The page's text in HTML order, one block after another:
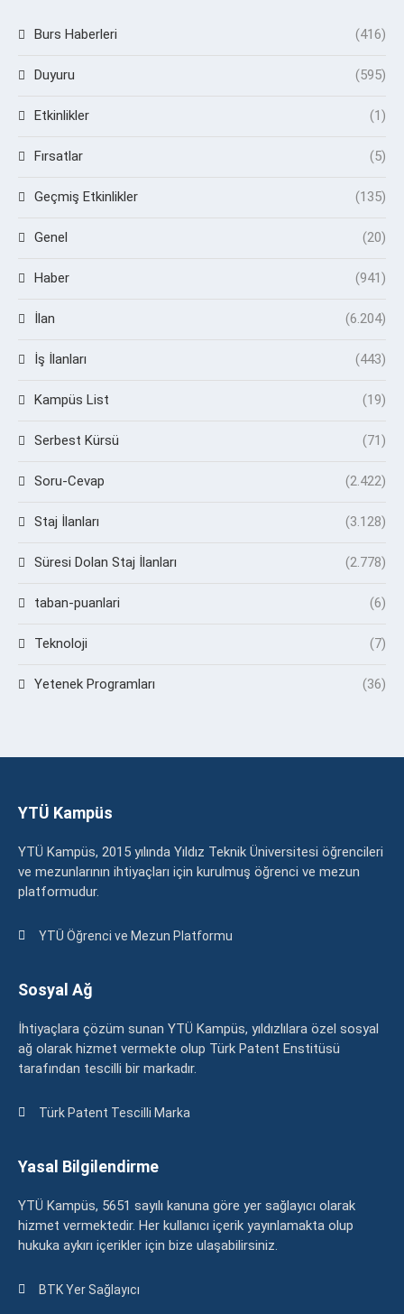
Burs Haberleri (416)
Duyuru (595)
Etkinlikler (1)
Fırsatlar (5)
Geçmiş Etkinlikler (135)
Genel (20)
Haber (941)
İlan (6.204)
İş İlanları (443)
Kampüs List (19)
Serbest Kürsü (71)
Soru-Cevap (2.422)
Staj İlanları (3.128)
Süresi Dolan Staj İlanları (2.778)
taban-puanlari (6)
Teknoloji (7)
Yetenek Programları (36)
YTÜ Kampüs
YTÜ Kampüs, 2015 yılında Yıldız Teknik Üniversitesi öğrencileri
ve mezunlarının ihtiyaçları için kurulmuş öğrenci ve mezun
platformudur.
YTÜ Öğrenci ve Mezun Platformu
Sosyal Ağ
İhtiyaçlara çözüm sunan YTÜ Kampüs, yıldızlılara özel sosyal
ağ olarak hizmet vermekte olup Türk Patent Enstitüsü
tarafından tescilli bir markadır.
Türk Patent Tescilli Marka
Yasal Bilgilendirme
YTÜ Kampüs, 5651 sayılı kanuna göre yer sağlayıcı olarak
hizmet vermektedir. Her kullanıcı içerik yayınlamakta olup
hukuka aykırı içerikler için bize ulaşabilirsiniz.
BTK Yer Sağlayıcı